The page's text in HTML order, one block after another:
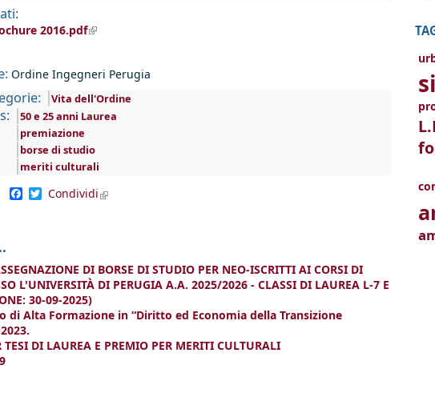
2016.pdf(link is external)
Ordine Ingegneri Perugia
Vita dell'Ordine
50 e 25 anni Laurea
premiazione
borse di studio
meriti culturali
LinkedInFacebook
Twitter
Condividi(link is external)
DI BORSE DI STUDIO PER NEO-ISCRITTI AI CORSI DI
L'UNIVERSITÀ DI PERUGIA A.A. 2025/2026 - CLASSI DI LAUREA L-7 E
30-09-2025)
di Alta Formazione in “Diritto ed Economia della Transizione
DI LAUREA E PREMIO PER MERITI CULTURALI